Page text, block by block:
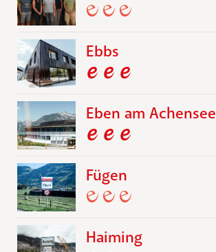
Ebbs
Eben am Achensee
Fügen
Haiming